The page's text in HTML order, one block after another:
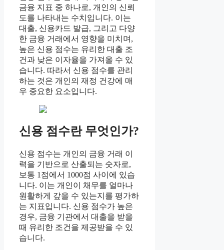
금융 지표 중 하나로, 개인의 신뢰
도를 나타내는 수치입니다. 이는
대출, 신용카드 발급, 그리고 다양
한 금융 거래에서 영향을 미치며,
높은 신용 점수는 유리한 대출 조
건과 낮은 이자율을 가져올 수 있
습니다. 따라서 신용 점수를 관리
하는 것은 개인의 재정 건강에 매
우 중요한 요소입니다.
신용 점수란 무엇인가?
신용 점수는 개인의 금융 거래 이
력을 기반으로 산출되는 숫자로,
보통 1점에서 1000점 사이에 있습
니다. 이는 개인이 채무를 얼마나
원활하게 갚을 수 있는지를 평가하
는 지표입니다. 신용 점수가 높은
경우, 금융 기관에서 대출을 받을
때 유리한 조건을 제공받을 수 있
습니다.